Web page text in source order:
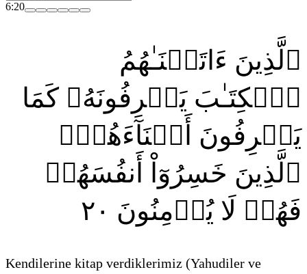
6:20
ٱلَّذِينَ ءَاتَيۡنَـٰهُمُ
ٱلۡكِتَـٰبَ يَعۡرِفُونَهُۥ كَمَا
يَعۡرِفُونَ أَبۡنَآءَهُمُۘ
ٱلَّذِينَ خَسِرُوٓاْ أَنفُسَهُمۡ
فَهُمۡ لَا يُؤۡمِنُونَ ٢٠
Kendilerine kitap verdiklerimiz (Yahudiler ve